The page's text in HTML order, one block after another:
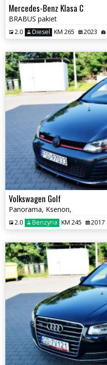
Mercedes-Benz Klasa C
BRABUS pakiet
2.0 Diesel KM 265 2023
Volkswagen Golf
Panorama, Ksenon,
2.0 Benzyna KM 245 2017